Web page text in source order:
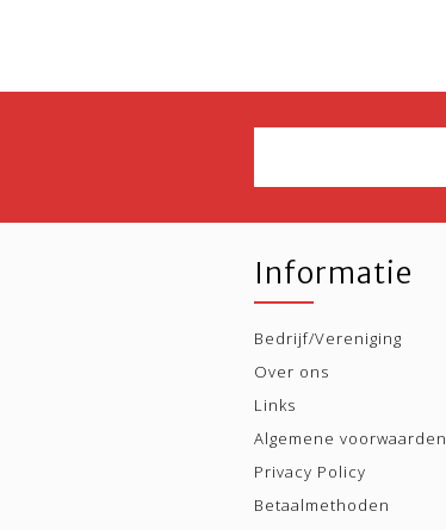
Informatie
Bedrijf/Vereniging
Over ons
Links
Algemene voorwaarden
Privacy Policy
Betaalmethoden